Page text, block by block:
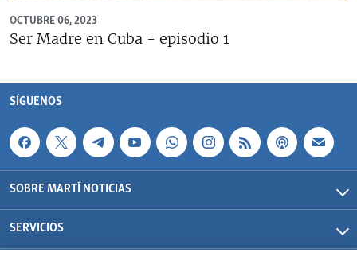
OCTUBRE 06, 2023
Ser Madre en Cuba - episodio 1
SÍGUENOS
SOBRE MARTÍ NOTICIAS
SERVICIOS